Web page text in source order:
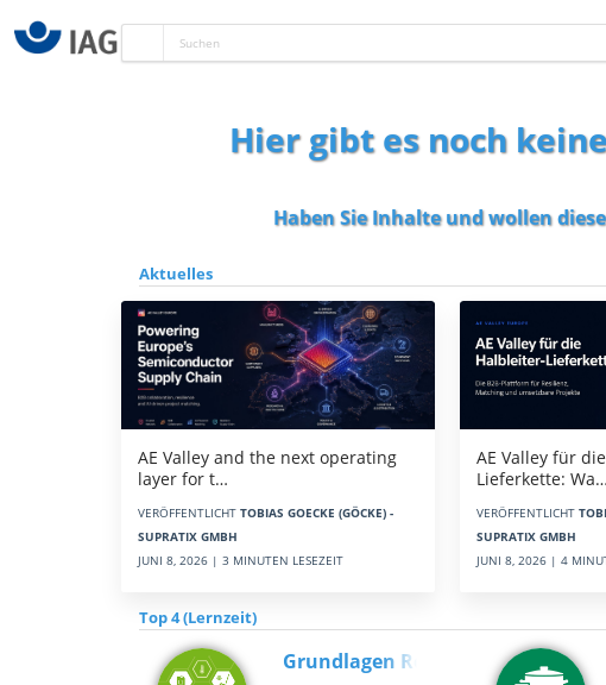
Hier gibt es noch
Haben Sie Inhalte und wollen
Aktuelles
AE Valley and the next operating
layer for t…
VERÖFFENTLICHT TOBIAS GOECKE (GÖCKE) -
SUPRATIX GMBH
JUNI 8, 2026 | 3 MINUTEN LESEZEIT
AE Valley für
Lieferkette: Wa…
VERÖFFENTLICHT
SUPRATIX GMBH
JUNI 8, 2026 | 4
Top 4 (Lernzeit)
Grundlagen Rein…